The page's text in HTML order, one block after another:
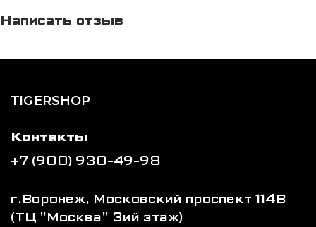
Написать отзыв
TIGERSHOP
Контакты
+7 (900) 930-49-98
г.Воронеж, Московский проспект 114В
(ТЦ "Москва" 3ий этаж)